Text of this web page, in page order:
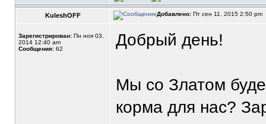
KuleshOFF Добавлено: Пт сен 11, 2015 2:50 pm
Зарегистрирован: Пн ноя 03,
2014 12:40 am
Сообщения: 62 Добрый день!
Мы со Златом
корма для нас?